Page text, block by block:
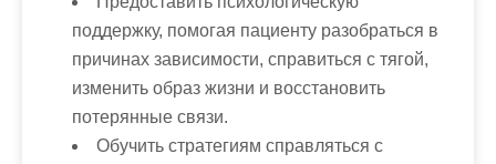
поддержку, помогая пациенту разобраться в
причинах зависимости, справиться с тягой,
изменить образ жизни и восстановить
потерянные связи.
Обучить стратегиям справляться с